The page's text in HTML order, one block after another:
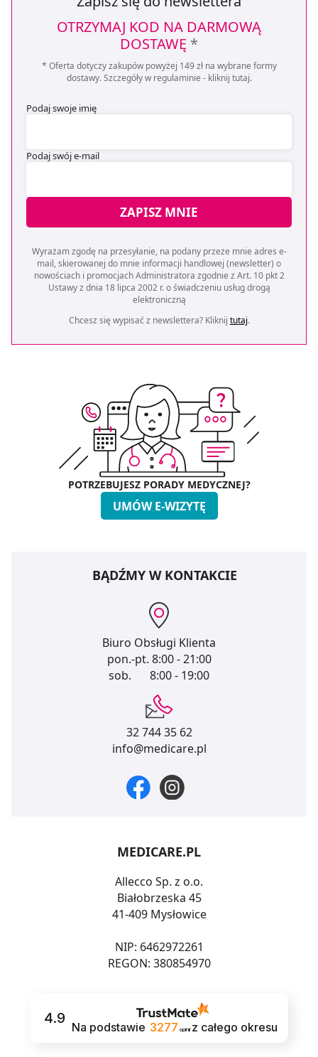
pozyskiwanie od Ciebie danych, które nie są niezbędne
dla funkcjonowania Strony. Będzie się to jednak wiązało
z brakiem dostępu do wszystkich funkcjonalności
OTRZYMAJ KOD NA DARMOWĄ
DOSTAWĘ *
* Oferta dotyczy zakupów powyżej 149 zł na wybrane formy
dostawy. Szczegóły w regulaminie - kliknij tutaj.
Podaj swoje imię
Podaj swój e-mail
ZAPISZ MNIE
Wyrażam zgodę na przesyłanie, na podany przeze mnie adres e-
mail, skierowanej do mnie informacji handlowej (newsletter) o
nowościach i promocjach Administratora zgodnie z Art. 10 pkt 2
Ustawy z dnia 18 lipca 2002 r. o świadczeniu usług drogą
elektroniczną
Chcesz się wypisać z newslettera? Kliknij tutaj.
POTRZEBUJESZ PORADY MEDYCZNEJ?
UMÓW E-WIZYTĘ
BĄDŹMY W KONTAKCIE
Biuro Obsługi Klienta
pon.-pt. 8:00 - 21:00
sob.
8:00 - 19:00
32 744 35 62
info@medicare.pl
MEDICARE.PL
Allecco Sp. z o.o.
Białobrzeska 45
41-409 Mysłowice
NIP: 6462972261
REGON: 380854970
4.9
Na podstawie 3277 opinii z całego okresu